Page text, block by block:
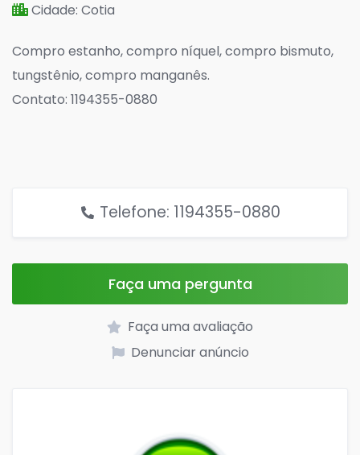
Cidade: Cotia
Compro estanho, compro níquel, compro bismuto,
tungstênio, compro manganês.
Contato: 1194355-0880
Telefone: 1194355-0880
Faça uma pergunta
Faça uma avaliação
Denunciar anúncio